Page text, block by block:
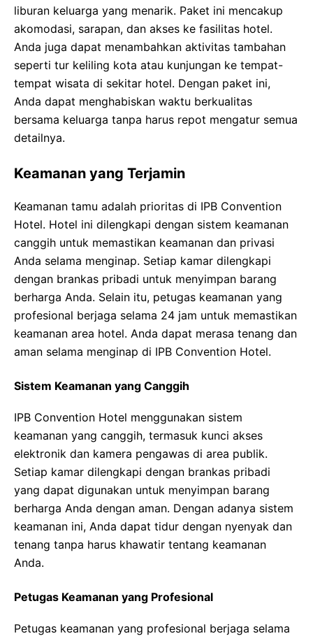
liburan keluarga yang menarik. Paket ini mencakup
akomodasi, sarapan, dan akses ke fasilitas hotel.
Anda juga dapat menambahkan aktivitas tambahan
seperti tur keliling kota atau kunjungan ke tempat-
tempat wisata di sekitar hotel. Dengan paket ini,
Anda dapat menghabiskan waktu berkualitas
bersama keluarga tanpa harus repot mengatur semua
detailnya.
Keamanan yang Terjamin
Keamanan tamu adalah prioritas di IPB Convention
Hotel. Hotel ini dilengkapi dengan sistem keamanan
canggih untuk memastikan keamanan dan privasi
Anda selama menginap. Setiap kamar dilengkapi
dengan brankas pribadi untuk menyimpan barang
berharga Anda. Selain itu, petugas keamanan yang
profesional berjaga selama 24 jam untuk memastikan
keamanan area hotel. Anda dapat merasa tenang dan
aman selama menginap di IPB Convention Hotel.
Sistem Keamanan yang Canggih
IPB Convention Hotel menggunakan sistem
keamanan yang canggih, termasuk kunci akses
elektronik dan kamera pengawas di area publik.
Setiap kamar dilengkapi dengan brankas pribadi
yang dapat digunakan untuk menyimpan barang
berharga Anda dengan aman. Dengan adanya sistem
keamanan ini, Anda dapat tidur dengan nyenyak dan
tenang tanpa harus khawatir tentang keamanan
Anda.
Petugas Keamanan yang Profesional
Petugas keamanan yang profesional berjaga selama